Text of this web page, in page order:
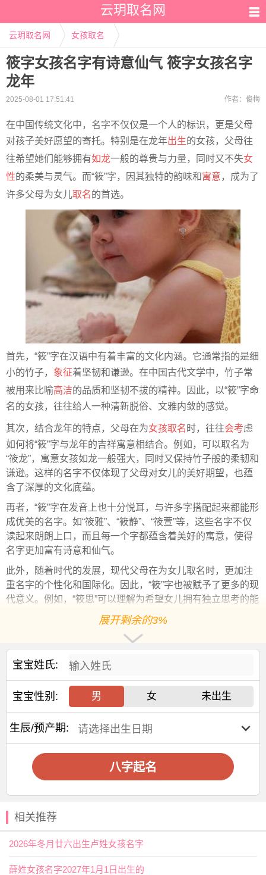
云玥取名网
云玥取名网 女孩取名
筱字女孩名字有诗意仙气 筱字女孩名字
龙年
2025-08-01 17:51:41 作者： 俊梅
在中国传统文化中，名字不仅仅是一个人的标识，更是父母
对孩子美好愿望的寄托。特别是在龙年出生的女孩，父母往
往希望她们能够拥有如龙一般的尊贵与力量，同时又不失女
性的柔美与灵气。而“筱”字，因其独特的韵味和寓意 ，成为了
许多父母为女儿取名的首选。
首先，“筱”字在汉语中有着丰富的文化内涵。它通常指的是细
小的竹子， 象征着坚韧和谦逊。在中国古代文学中，竹子常
被用来比喻高洁的品质和坚韧不拔的精神。因此，以“筱”字命
名的女孩，往往给人一种清新脱俗、文雅内敛的感觉。
其次，结合龙年的特点，父母在为女孩取名 时，往往会考虑
如何将“筱”字与龙年的吉祥寓意相结合。例如，可以取名为
“筱龙”，寓意女孩如龙一般强大，同时又保持竹子般的柔韧和
谦逊。这样的名字不仅体现了父母对女儿的美好期望，也蕴
含了深厚的文化底蕴。
再者，“筱”字在发音上也十分悦耳，与许多字搭配起来都能形
成优美的名字。如“筱雅”、“筱静”、“筱萱”等，这些名字不仅
读起来朗朗上口，而且每一个字都蕴含着美好的寓意，使得
名字更加富有诗意和仙气。
此外，随着时代的发展，现代父母在为女儿取名时，更加注
重名字的个性化和国际化。因此，“筱”字也被赋予了更多的现
代意义。例如，“筱思”可以理解为希望女儿拥有独立思考的能
力，“筱梦”则寄托了父母对女儿梦想成真的美好祝愿。
最后，值得一提的是，取名是一件既严肃又充满乐趣的事
情。父母在为女儿取名时，不仅要考虑名字的音韵、意义，
还要考虑名字的书写是否美观，是否易于他人记忆和发音。
心中的理想选择。
综上所述，“筱”字作为女孩的名字，不仅承载了父母对女儿的
美好期望，也体现了中华文化的深厚底蕴。在龙年出生的女
使她们在未来的生活中更加独特和光彩照人。
赐子好名，能伴子一生。想给宝宝取一个好名字吗？选
展开剩余的3%
宝宝姓氏:
宝宝性别: 男 女 未出生
生辰/预产期:
八字起名
相关推荐
2026年冬月廿六出生卢姓女孩名字
薛姓女孩名字2027年1月1日出生的